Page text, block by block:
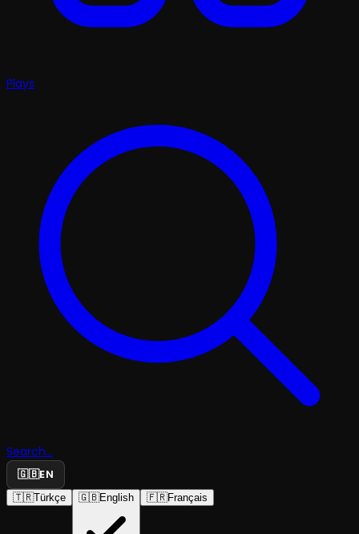
Plays
Search...
🇬🇧EN
🇹🇷Türkçe 🇬🇧English 🇫🇷Français